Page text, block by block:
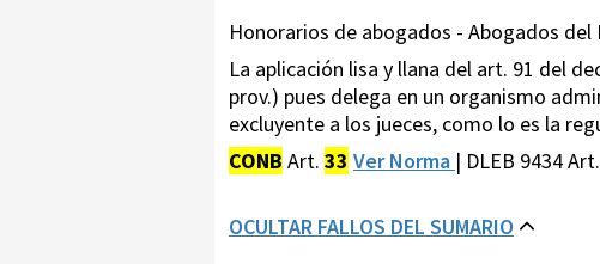
Honorarios de abogados - Abogados del
La aplicación lisa y llana del art. 91 del
prov.) pues delega en un organismo
excluyente a los jueces, como lo es la
CONB Art. 33 Ver Norma | DLEB 9434
OCULTAR FALLOS DEL SUMARIO